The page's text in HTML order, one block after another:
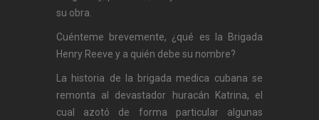
su obra.
Cuénteme brevemente, ¿qué es la Brigada
Henry Reeve y a quién debe su nombre?
La historia de la brigada medica cubana se
remonta al devastador huracán Katrina, el
cual azotó de forma particular algunas